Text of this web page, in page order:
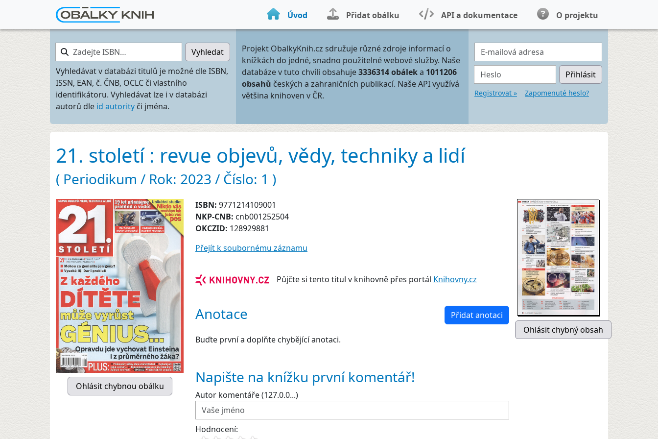
Úvod Přidat obálku API a dokumentace O projektu
Zadejte ISBN…
Vyhledat
Vyhledávat v databázi titulů je možné dle ISBN,
ISSN, EAN, č. ČNB, OCLC či vlastního
identifikátoru. Vyhledávat lze i v databázi
autorů dle id autority či jména.
Projekt ObalkyKnih.cz sdružuje různé zdroje informací o
knížkách do jedné, snadno použitelné webové služby. Naše
databáze v tuto chvíli obsahuje3336314 obáleka 1011206
obsahů českých a zahraničních publikací. Naše API využívá
většina knihoven v ČR.
E-mailová adresa
Heslo Přihlásit
Registrovat » Zapomenuté heslo?
21. století : revue objevů, vědy, techniky a lidí
( Periodikum / Rok: 2023 / Číslo: 1 )
ISBN: 9771214109001
NKP-CNB: cnb001252504
OKCZID: 128929881
Přejít k soubornému záznamu
Půjčte si tento titul v knihovně přes portál Knihovny.cz
Anotace Přidat anotaci
Buďte první a doplňte chybějící anotaci.
Napište na knížku první komentář!
Autor komentáře (127.0.0...)
Hodnocení: